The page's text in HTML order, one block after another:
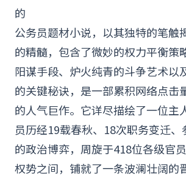
的
公务员题材小说，以其独特的笔触
的精髓，包含了微妙的权力平衡策
阳谋手段、炉火纯青的斗争艺术以
的关键秘诀，是一部累积网络点击
的人气巨作。它详尽描绘了一位主
员历经19载春秋、18次职务变迁、
的政治博弈，周旋于418位各级官
权势之间，铺就了一条波澜壮阔的